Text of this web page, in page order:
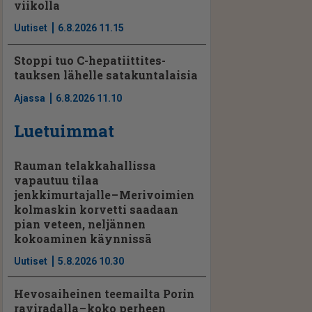
viikolla
Uutiset 6.8.2026 11.15
Stoppi tuo C-hepatiit­ti­tes­
tauksen lähelle satakuntalaisia
Ajassa 6.8.2026 11.10
Luetuimmat
Rauman telakkahallissa
vapautuu tilaa
jenkkimurtajalle – Merivoimien
kolmaskin korvetti saadaan
pian veteen, neljännen
kokoaminen käynnissä
Uutiset 5.8.2026 10.30
Hevosaiheinen teemailta Porin
raviradalla – koko perheen